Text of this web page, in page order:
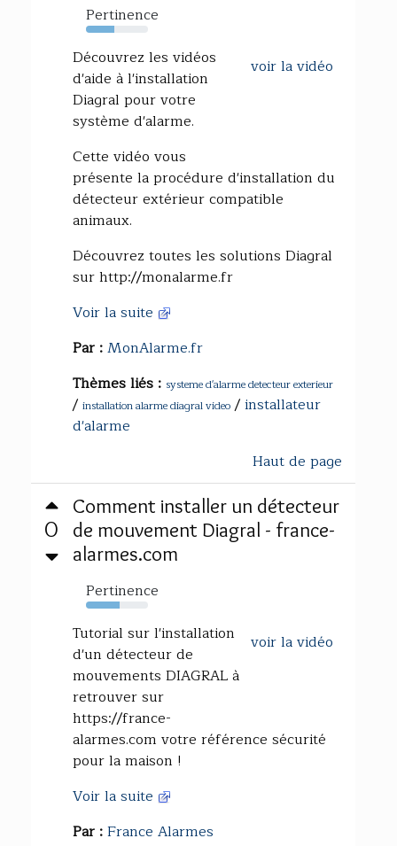
Pertinence
45%
voir la vidéo
Découvrez les vidéos
d'aide à l'installation
Diagral pour votre
système d'alarme.
Cette vidéo vous
présente la procédure d'installation du
détecteur extérieur compatible
animaux.
Découvrez toutes les solutions Diagral
sur http://monalarme.fr
Voir la suite
Par :MonAlarme.fr
Thèmes liés : systeme d'alarme detecteur exterieur
/ installation alarme diagral video /installateur
d'alarme
Haut de page
0
Comment installer un détecteur
de mouvement Diagral - france-
alarmes.com
Pertinence
54%
voir la vidéo
Tutorial sur l'installation
d'un détecteur de
mouvements DIAGRAL à
retrouver sur
https://france-
alarmes.com votre référence sécurité
pour la maison !
Voir la suite
Par :France Alarmes